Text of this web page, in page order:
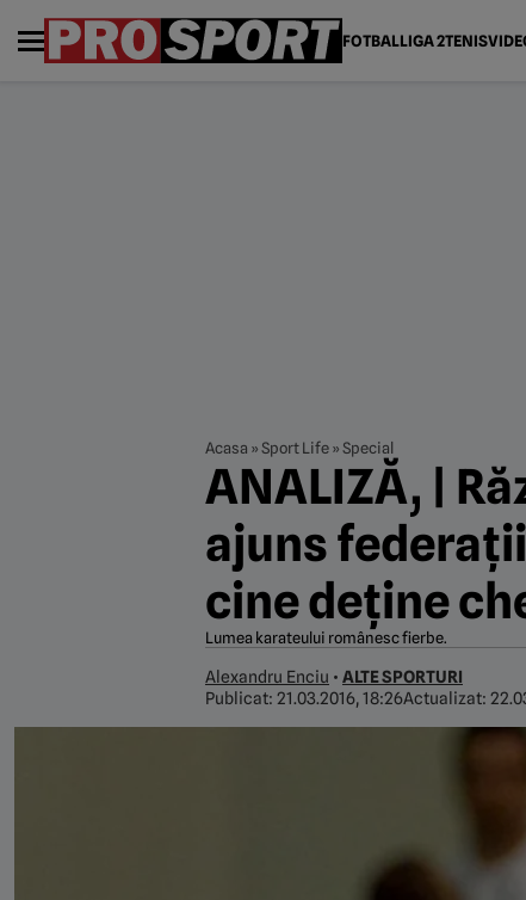
FOTBALLIGA 2TENIS
Acasa »Sport Life»Special
ANALIZĂ‚ |
ajuns
cine deține
Lumea karateului românesc fierbe.
Alexandru Enciu • ALTE SPORTURI
Publicat: 21.03.2016, 18:26Actualizat: